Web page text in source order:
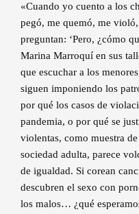
«Cuando yo cuento a los
pegó, me quemó, me
preguntan: ‘Pero, ¿cómo
Marina Marroquí en sus
que escuchar a los
siguen imponiendo los
por qué los casos de
pandemia, o por qué se
violentas, como muestra
sociedad adulta, parece
de igualdad. Si corean
descubren el sexo con
los malos… ¿qué